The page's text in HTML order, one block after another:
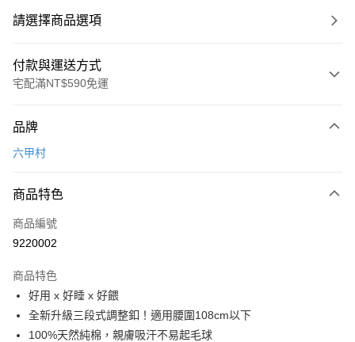
請選擇商品選項
付款與運送方式
宅配滿NT$590免運
信用卡一次付款
Apple Pay
街口支付
Google Pay
AFTEE先享後付
相關說明
品牌
六甲村
商品特色
商品編號
9220002
商品特色
好用 x 好睡 x 好餵
全新升級三段式調整釦！適用腰圍108cm以下
100%天然純棉，親膚吸汗不易起毛球